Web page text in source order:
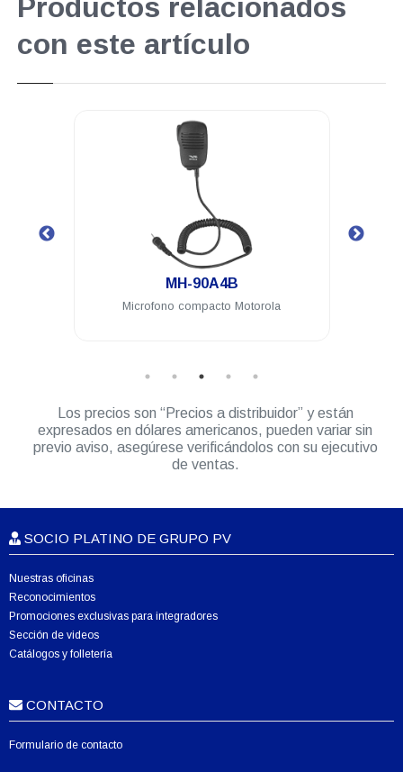
Productos relacionados
con este artículo
.
MH-90A4B
Microfono compacto Motorola
Los precios son “Precios a distribuidor” y están
expresados en dólares americanos, pueden variar sin
previo aviso, asegúrese verificándolos con su ejecutivo
de ventas.
SOCIO PLATINO DE GRUPO PV
Nuestras oficinas
Reconocimientos
Promociones exclusivas para integradores
Sección de videos
Catálogos y folletería
CONTACTO
Formulario de contacto